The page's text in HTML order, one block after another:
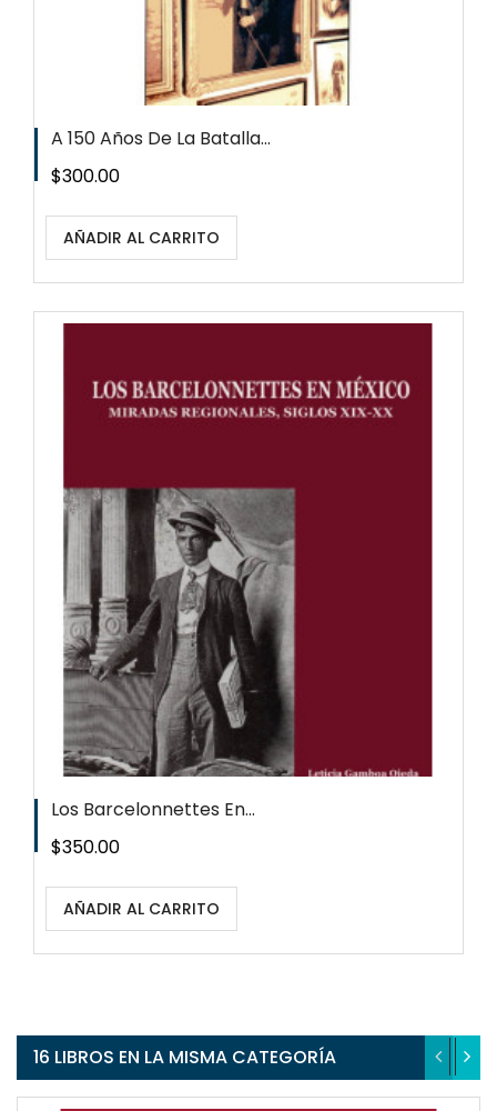
A 150 Años De La Batalla...
Precio
$300.00
AÑADIR AL CARRITO
Los Barcelonnettes En...
Precio
$350.00
AÑADIR AL CARRITO
16 LIBROS EN LA MISMA CATEGORÍA